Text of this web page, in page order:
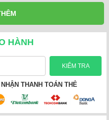
HÀNH
THANH TOÁN THẺ